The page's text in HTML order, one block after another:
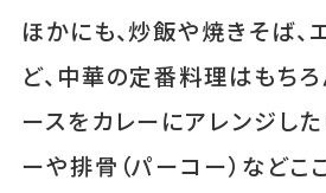
ほかにも、炒飯や焼きそば、
ど、中華の定番料理はもち
ースをカレーにアレンジし
ーや排骨（パーコー）などこ